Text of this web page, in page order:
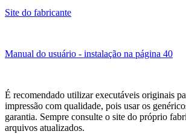
Site do fabricante
Manual do usuário - instalação na página 40
É recomendado utilizar executáveis originais
impressão com qualidade, pois usar os
garantia. Sempre consulte o site do próprio
arquivos atualizados.